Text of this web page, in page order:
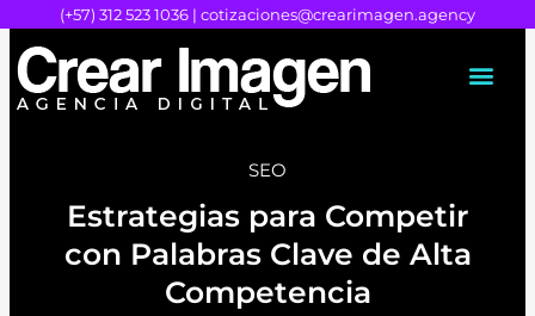
contenido
(+57) 312 523 1036 | cotizaciones@crearimagen.agency
SEO
Estrategias para Competir
con Palabras Clave de Alta
Competencia